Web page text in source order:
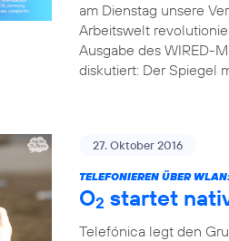
am Dienstag unsere
Arbeitswelt
Ausgabe des WIRED-
diskutiert: Der Spiegel
27. Oktober 2016
TELEFONIEREN ÜBER
O2 startet
Telefónica legt den